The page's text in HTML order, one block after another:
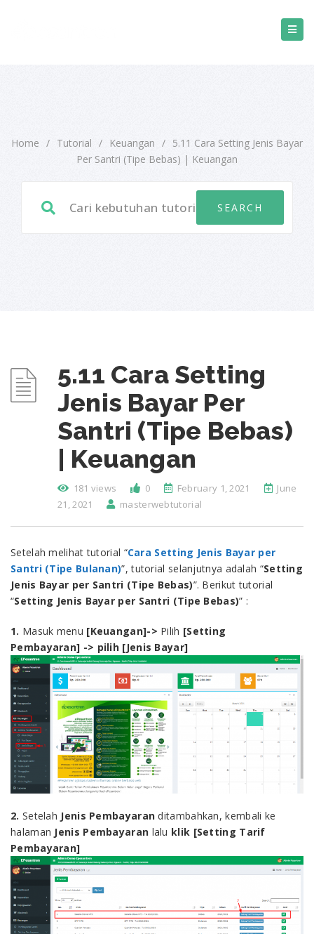
Home / Tutorial / Keuangan / 5.11 Cara Setting Jenis Bayar
Per Santri (Tipe Bebas) | Keuangan
5.11 Cara Setting
Jenis Bayar Per
Santri (Tipe Bebas)
| Keuangan
181 views 0 February 1, 2021
June
21, 2021
masterwebtutorial
Setelah melihat tutorial “Cara Setting Jenis Bayar per
Santri (Tipe Bulanan)”, tutorial selanjutnya adalah “Setting
Jenis Bayar per Santri (Tipe Bebas)”. Berikut tutorial
“Setting Jenis Bayar per Santri (Tipe Bebas)” :
1. Masuk menu [Keuangan]-> Pilih [Setting
Pembayaran] -> pilih [Jenis Bayar]
2. Setelah Jenis Pembayaranditambahkan, kembali ke
halaman Jenis Pembayaran lalu klik [Setting Tarif
Pembayaran]